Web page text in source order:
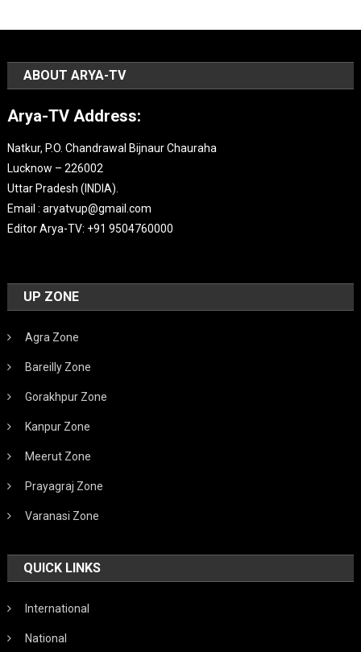
ABOUT ARYA-TV
Arya-TV Address:
Natkur, P.O. Chandrawal Bijnaur Chauraha
Lucknow – 226002
Uttar Pradesh (INDIA).
Email : aryatvup@gmail.com
Editor Arya-TV: +91 9504760000
UP ZONE
Agra Zone
Bareilly Zone
Gorakhpur Zone
Kanpur Zone
Meerut Zone
Prayagraj Zone
Varanasi Zone
QUICK LINKS
International
National